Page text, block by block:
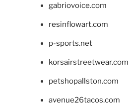
gabriovoice.com
resinflowart.com
p-sports.net
korsairstreetwear.com
petshopallston.com
avenue26tacos.com